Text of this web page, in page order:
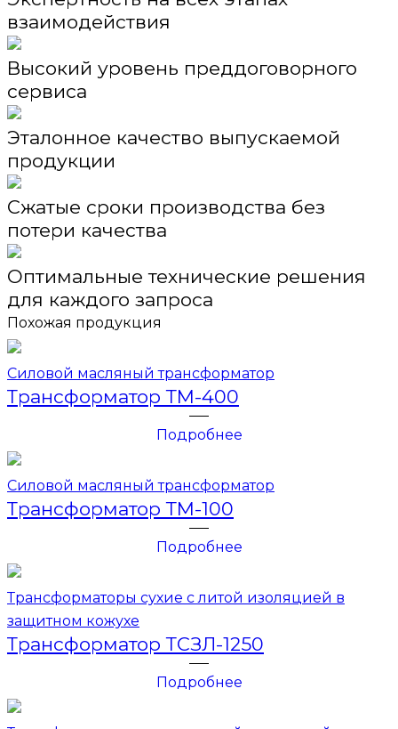
взаимодействия
Высокий уровень преддоговорного
сервиса
Эталонное качество выпускаемой
продукции
Сжатые сроки производства без
потери качества
Оптимальные технические решения
для каждого запроса
Похожая продукция
Силовой масляный трансформатор
Трансформатор ТМ-400
Подробнее
Силовой масляный трансформатор
Трансформатор ТМ-100
Подробнее
Трансформаторы сухие с литой изоляцией в
защитном кожухе
Трансформатор ТСЗЛ-1250
Подробнее